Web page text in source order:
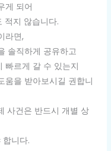
게 되어
적지 않습니다.
라면,
솔직하게 공유하고
빠르게 갈 수 있는지
움을 받아보시길 권합니
사건은 반드시 개별 상
니다.